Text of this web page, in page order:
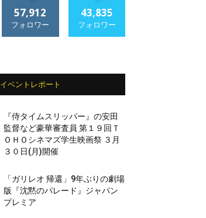
57,912
フォロワー
43,835
フォロワー
イベントレポート
『侍タイムスリッパー』の安田
監督など豪華審査員 第１９回Ｔ
ＯＨＯシネマズ学生映画祭 ３月
３０日(月)開催
「ガリレオ 帰還」9年ぶりの劇場
版『沈黙のパレード』ジャパン
プレミア